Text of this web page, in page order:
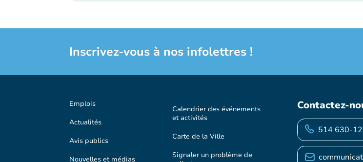
Inscrivez-vous à nos infolettres !
Emplois
Actualités
Avis publics
Nouvelles et médias
Calendrier des événements
et activités
Carte de la Ville
Signaler un problème de
Contactez-
514 630-